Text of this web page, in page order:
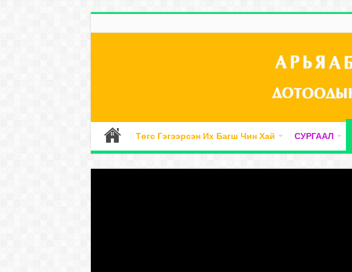
Төгс Гэгээрсэн Их Багш Чин Хай СУРГААЛ